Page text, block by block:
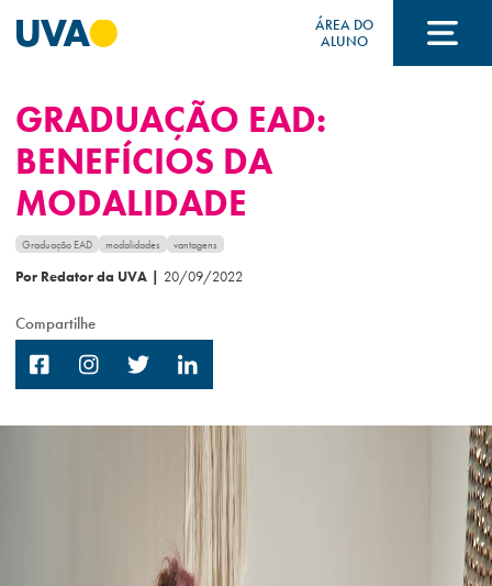
ÁREA DO
ALUNO
A UVA
CURSOS
FORMAS DE INGRESSO
FINANCIAMENTO E BOLSAS
Atendimento (21) 2574 8888
GRADUAÇÃO EAD:
BENEFÍCIOS DA
MODALIDADE
Graduação EAD modalidades vantagens
Por Redator da UVA | 20/09/2022
Compartilhe